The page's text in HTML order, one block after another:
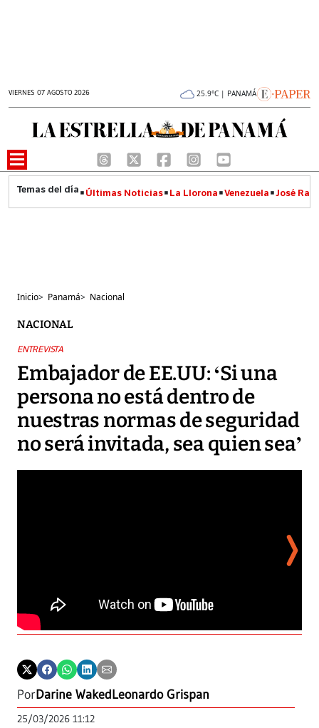
VIERNES 07 AGOSTO 2026 25.9°C | PANAMÁ
Últimas Noticias La Llorona Venezuela José
Inicio> Panamá> Nacional
NACIONAL
ENTREVISTA
Embajador de EE.UU: ‘Si una
persona no está dentro de
nuestras normas de seguridad
no será invitada, sea quien sea’
PorDarine WakedLeonardo Grispan
25/03/2026 11:12